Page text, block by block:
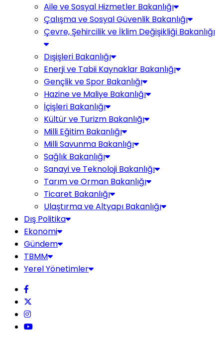
Aile ve Sosyal Hizmetler Bakanlığı
Çalışma ve Sosyal Güvenlik Bakanlığı
Çevre, Şehircilik ve İklim Değişikliği Bakanlığı
Dışişleri Bakanlığı
Enerji ve Tabii Kaynaklar Bakanlığı
Gençlik ve Spor Bakanlığı
Hazine ve Maliye Bakanlığı
İçişleri Bakanlığı
Kültür ve Turizm Bakanlığı
Milli Eğitim Bakanlığı
Milli Savunma Bakanlığı
Sağlık Bakanlığı
Sanayi ve Teknoloji Bakanlığı
Tarım ve Orman Bakanlığı
Ticaret Bakanlığı
Ulaştırma ve Altyapı Bakanlığı
Dış Politika
Ekonomi
Gündem
TBMM
Yerel Yönetimler